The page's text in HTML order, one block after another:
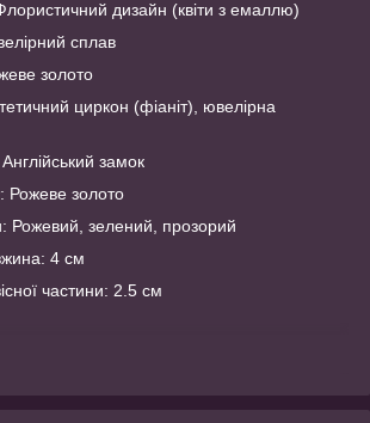
дизайн (квіти з емаллю)
сплав
золото
циркон (фіаніт), ювелірна
замок
Рожеве золото
Рожевий, зелений, прозорий
4 см
частини: 2.5 см